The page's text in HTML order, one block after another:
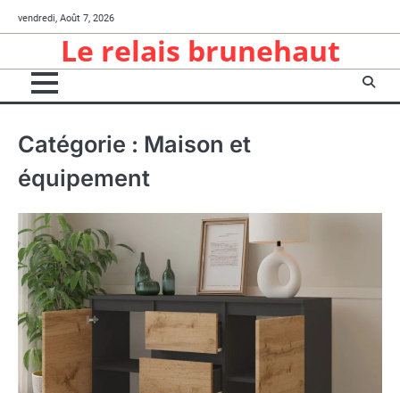
to
vendredi, Août 7, 2026
Le relais brunehaut
Catégorie : Maison et
équipement